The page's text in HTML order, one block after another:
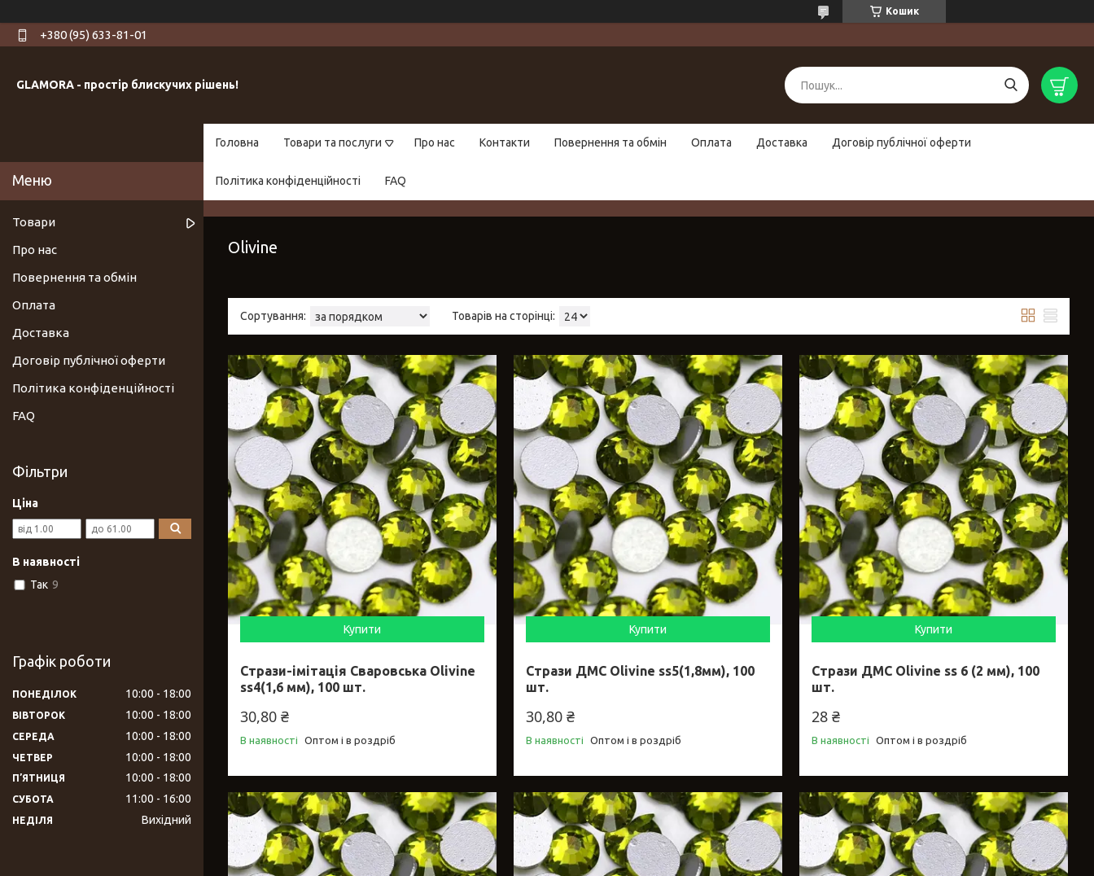
Кошик
+380 (95) 633-81-01
GLAMORA - простір блискучих рішень!
Головна Товари та послуги Про нас Контакти Повернення та обмін Оплата Доставка Договір публічної оферти
Політика конфіденційності FAQ
Olivine
Купити
Стрази-імітація Сваровська Olivine
ss4(1,6 мм), 100 шт.
30,80 ₴
В наявності Оптом і в роздріб
Купити
Стрази ДМС Olivine ss5(1,8мм), 100
шт.
30,80 ₴
В наявності Оптом і в роздріб
Купити
Стрази ДМС Olivine ss 6 (2 мм), 100
шт.
28 ₴
В наявності Оптом і в роздріб
Товари
Про нас
Повернення та обмін
Оплата
Доставка
Договір публічної оферти
Політика конфіденційності
FAQ
Фільтри
Ціна
В наявності
Так 9
Графік роботи
ПОНЕДІЛОК 10:00 18:00
ВІВТОРОК 10:00 18:00
СЕРЕДА 10:00 18:00
ЧЕТВЕР 10:00 18:00
ПʼЯТНИЦЯ 10:00 18:00
СУБОТА 11:00 16:00
НЕДІЛЯ Вихідний